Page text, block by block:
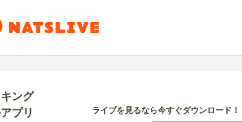
ング
プリ
ライブを見るなら今すぐダウンロード！